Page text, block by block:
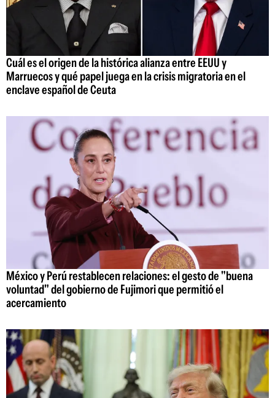
Cuál es el origen de la histórica alianza entre EEUU y
Marruecos y qué papel juega en la crisis migratoria en el
enclave español de Ceuta
México y Perú restablecen relaciones: el gesto de "buena
voluntad" del gobierno de Fujimori que permitió el
acercamiento